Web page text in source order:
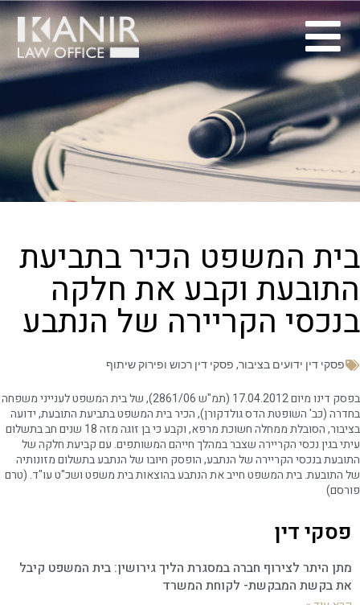
בית המשפט הכיר בתביעת
התובעת וקבע את חלקה
בנכסי הקריירה של הנתבע
פסקי דין ידועים בציבור, פסקי דין רכוש ופירוק שיתוף
בפסק דינו מיום 17.04.2012 (תמ"ש 2861/06), של בית המשפט לענייני משפחה
בחדרה (כב' השופטת הדס גולדקורן), הכיר בית המשפט בתביעת התובעת, ידועה
בציבור, הסובלת ממחלה חשוכת מרפא, וקבע כי בן זוגה מזה 18 שנים חב בתשלום
עיתי בגין נכסי הקריירה שצבר במהלך חייהם המשותפים. עם קביעת חלקה של
התובעת בנכסי הקריירה של הנתבע, הופסק חיובו של הנתבע בתשלום מזונותיה
של התובעת. בית המשפט חייב את הנתבע בהוצאות בית משפט ושכ"ט עו"ד. (טרם
פורסם)
פסקי דין
מתן היתר לצירוף חברה במסגרת הליך גירושין: בית המשפט קיבל
את בקשת המבקשת- לקוחת המשרד